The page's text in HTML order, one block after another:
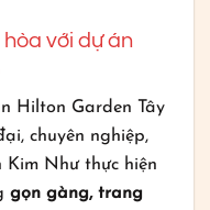
với dự án
Hilton Garden Tây
chuyên nghiệp,
Kim Như thực hiện
gọn gàng, trang